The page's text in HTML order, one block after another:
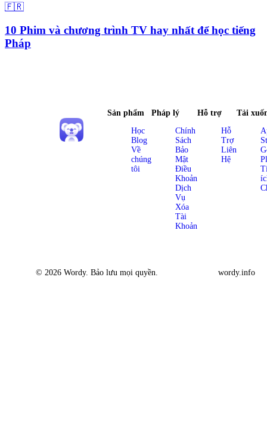
🇫🇷
10 Phim và chương trình TV hay nhất để học tiếng
Pháp
Sản phẩm
Học
Blog
Về
chúng
tôi
Pháp lý
Chính
Sách
Bảo
Mật
Điều
Khoản
Dịch
Vụ
Xóa
Tài
Khoản
Hỗ trợ
Hỗ
Trợ
Liên
Hệ
Tải
© 2026 Wordy. Bảo lưu mọi quyền. wordy.info